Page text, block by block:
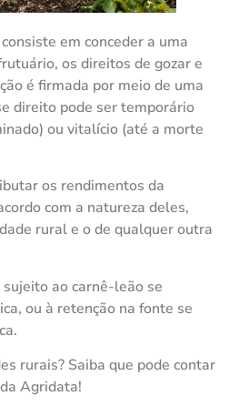
em conceder a uma
os direitos de gozar e
é firmada por meio de uma
direito pode ser temporário
ou vitalício (até a morte
os rendimentos da
com a natureza deles,
rural e o de qualquer outra
ao carnê-leão se
ou à retenção na fonte se
rurais? Saiba que pode contar
Agridata!